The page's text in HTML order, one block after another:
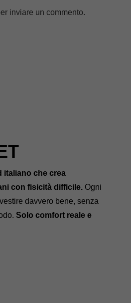
inviare un commento.
italiano che crea
con fisicità difficile. Ogni
davvero bene, senza
Solo comfort reale e